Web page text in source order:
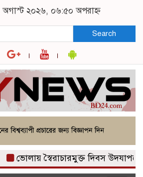
২০২৬, ০৬:৫০ অপরাহ্ন
Search
ভোলায় স্বৈরাচারমুক্ত দিবস উদযাপনে